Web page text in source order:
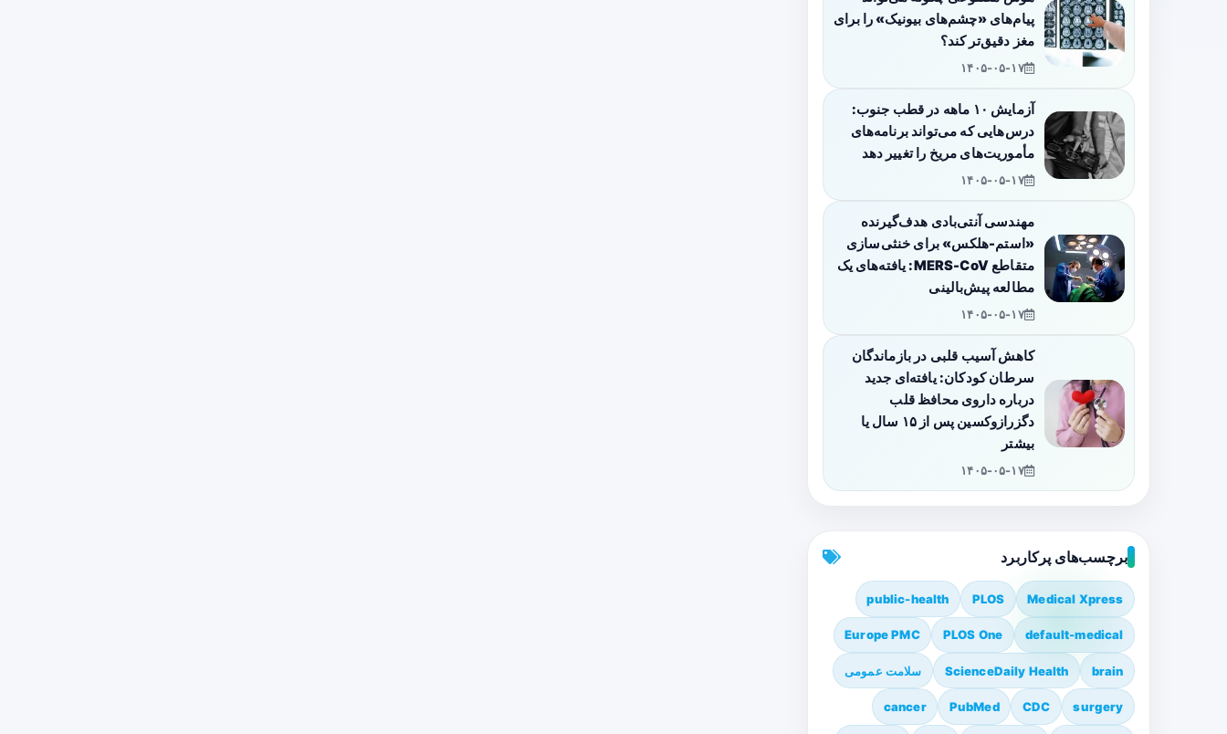
پیام‌های «چشم‌های بیونیک» را برای
مغز دقیق‌تر کند؟
۱۴۰۵-۰۵-۱۷
آزمایش ۱۰ ماهه در قطب جنوب:
درس‌هایی که می‌تواند برنامه‌های
مأموریت‌های مریخ را تغییر دهد
۱۴۰۵-۰۵-۱۷
مهندسی آنتی‌بادی هدف‌گیرنده
«استم-هلکس» برای خنثی‌سازی
متقاطع MERS-CoV: یافته‌های یک
مطالعه پیش‌بالینی
۱۴۰۵-۰۵-۱۷
کاهش آسیب قلبی در بازماندگان
سرطان کودکان: یافته‌ای جدید
درباره داروی محافظ قلب
دگزرازوکسین پس از ۱۵ سال یا
بیشتر
۱۴۰۵-۰۵-۱۷
برچسب‌های پرکاربرد
Medical Xpress
PLOS
public-health
default-medical
PLOS One
Europe PMC
brain
ScienceDaily Health سلامت عمومی
surgery
CDC
PubMed
cancer